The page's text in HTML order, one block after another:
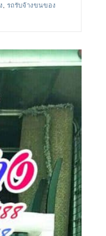
รถรับจ้างขนของ